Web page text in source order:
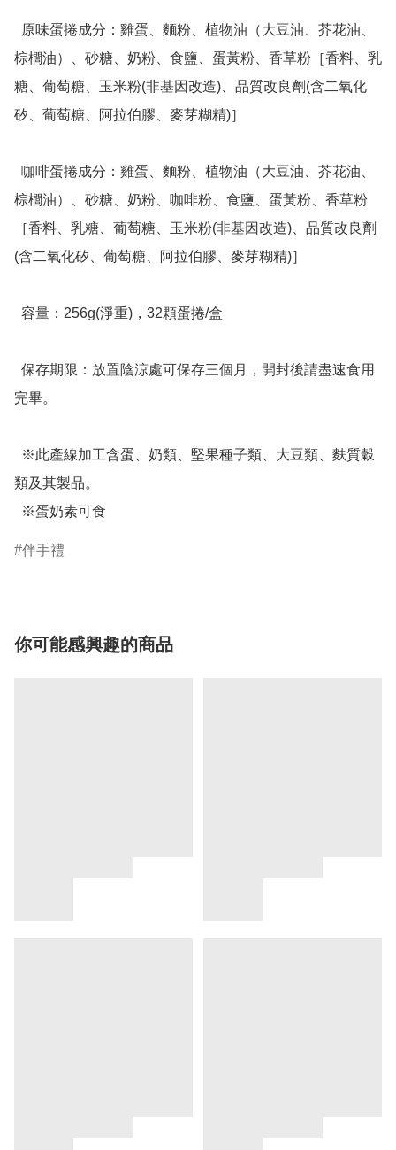
棕櫚油）、砂糖、奶粉、食鹽、蛋黃粉、香草粉［香料、乳
糖、葡萄糖、玉米粉(非基因改造)、品質改良劑(含二氧化
矽、葡萄糖、阿拉伯膠、麥芽糊精)］
棕櫚油）、砂糖、奶粉、咖啡粉、食鹽、蛋黃粉、香草粉
［香料、乳糖、葡萄糖、玉米粉(非基因改造)、品質改良劑
(含二氧化矽、葡萄糖、阿拉伯膠、麥芽糊精)］
完畢。
類及其製品。
  ※蛋奶素可食
伴手禮
你可能感興趣的商品